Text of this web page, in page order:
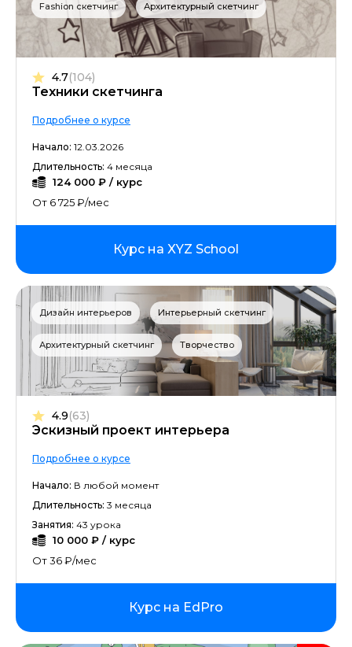
Fashion скетчинг Архитектурный скетчинг
Техники скетчинга
4.7(104)
Подробнее о курсе
Начало: 12.03.2026
Длительность: 4 месяца
124 000 ₽ / курс
От 6 725 ₽/мес
Курс на XYZ School
Дизайн интерьеров Интерьерный скетчинг
Архитектурный скетчинг Творчество
Эскизный проект интерьера
4.9(63)
Подробнее о курсе
Начало: В любой момент
Длительность: 3 месяца
Занятия: 43 урока
10 000 ₽ / курс
От 36 ₽/мес
Курс на EdPro